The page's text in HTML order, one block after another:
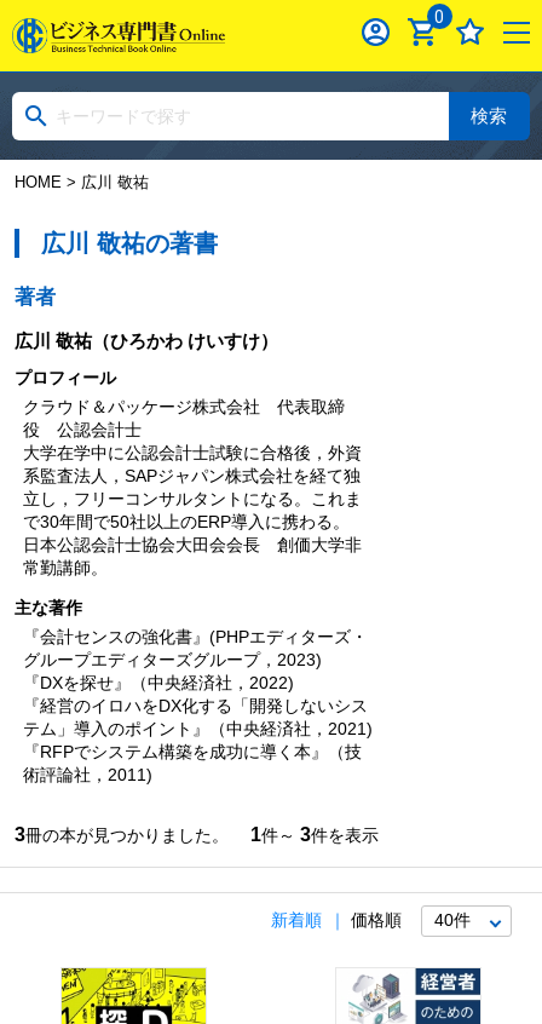
0
検索
HOME> 広川 敬祐
広川 敬祐の著書
著者
広川 敬祐（ひろかわ けいすけ）
プロフィール
クラウド＆パッケージ株式会社 代表取締
役 公認会計士
大学在学中に公認会計士試験に合格後，外資
系監査法人，SAPジャパン株式会社を経て独
立し，フリーコンサルタントになる。これま
で30年間で50社以上のERP導入に携わる。
日本公認会計士協会大田会会長 創価大学非
常勤講師。
主な著作
『会計センスの強化書』(PHPエディターズ・
グループエディターズグループ，2023)
『DXを探せ』（中央経済社，2022)
『経営のイロハをDX化する「開発しないシス
テム」導入のポイント』（中央経済社，2021)
『RFPでシステム構築を成功に導く本』（技
術評論社，2011)
3冊の本が見つかりました。 1件～ 3件を表示
新着順 価格順